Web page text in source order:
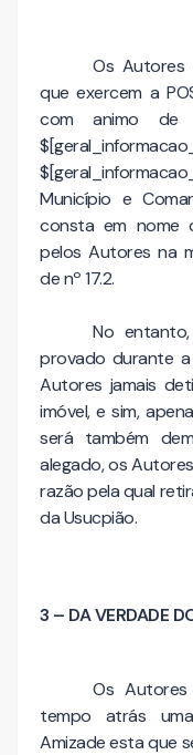
Os Autores
que exercem a
com animo de
Município e
consta em nome
pelos Autores na
de nº 17.2.
No
provado durante
Autores jamais
imóvel, e sim,
será também
alegado, os
razão pela qual
da Usucpião.
3 – DA VERDADE
Os
tempo atrás
Amizade esta que